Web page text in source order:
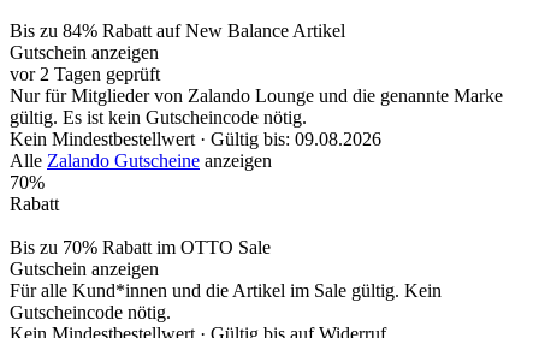
Bis zu 84% Rabatt auf New Balance Artikel
Gutschein anzeigen
vor 2 Tagen geprüft
Nur für Mitglieder von Zalando Lounge und die genannte Marke
gültig. Es ist kein Gutscheincode nötig.
Kein Mindestbestellwert · Gültig bis: 09.08.2026
Alle Zalando Gutscheine anzeigen
70%
Rabatt
Bis zu 70% Rabatt im OTTO Sale
Gutschein anzeigen
Für alle Kund*innen und die Artikel im Sale gültig. Kein
Gutscheincode nötig.